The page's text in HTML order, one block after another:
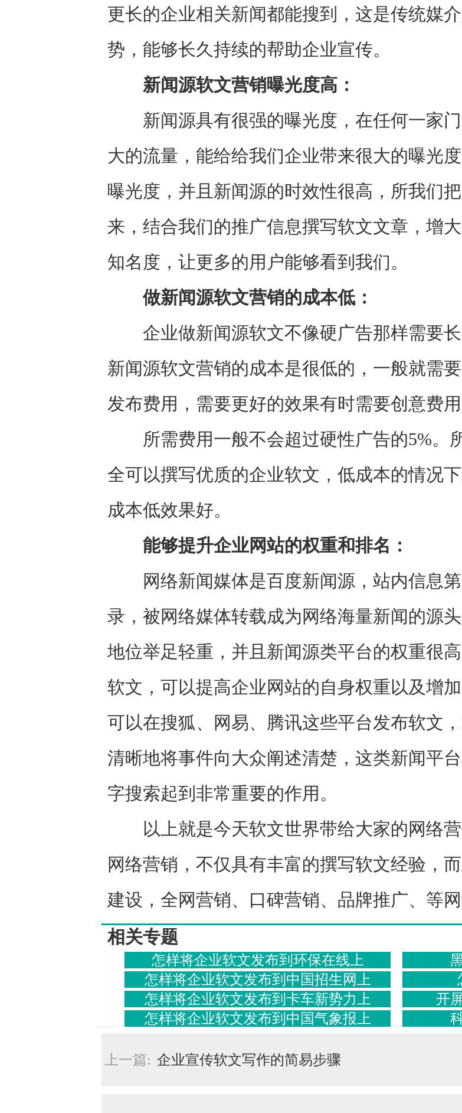
更长的企业相关新闻都能搜到，这是传统媒
势，能够长久持续的帮助企业宣传。
新闻源软文营销曝光度高：
新闻源具有很强的曝光度，在任何一家门
大的流量，能给给我们企业带来很大的曝光
曝光度，并且新闻源的时效性很高，所我们
来，结合我们的推广信息撰写软文文章，增
知名度，让更多的用户能够看到我们。
做新闻源软文营销的成本低：
企业做新闻源软文不像硬广告那样需要长
新闻源软文营销的成本是很低的，一般就需
发布费用，需要更好的效果有时需要创意费用
所需费用一般不会超过硬性广告的5%。
全可以撰写优质的企业软文，低成本的情况
成本低效果好。
能够提升企业网站的权重和排名：
网络新闻媒体是百度新闻源，站内信息第
录，被网络媒体转载成为网络海量新闻的源
地位举足轻重，并且新闻源类平台的权重很
软文，可以提高企业网站的自身权重以及增
可以在搜狐、网易、腾讯这些平台发布软文
清晰地将事件向大众阐述清楚，这类新闻平
字搜索起到非常重要的作用。
以上就是今天软文世界带给大家的网络营
网络营销，不仅具有丰富的撰写软文经验，
建设，全网营销、口碑营销、品牌推广、等网
相关专题
怎样将企业软文发布到环保在线上
怎样将企业软文发布到中国招生网上
怎样将企业软文发布到卡车新势力上
开
怎样将企业软文发布到中国气象报上
上一篇: 企业宣传软文写作的简易步骤